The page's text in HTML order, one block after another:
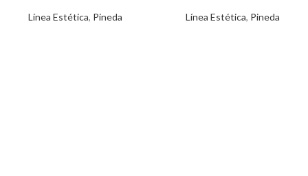
Línea Estética, Pineda Línea Estética, Pineda